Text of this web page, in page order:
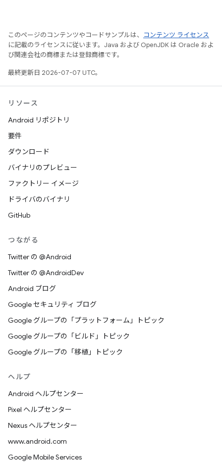
このページのコンテンツやコードサンプルは、
コンテンツ ライセンス
に記載のライセンスに従います。Java および OpenJDK は Oracle およ
び関連会社の商標または登録商標です。
最終更新日 2026-07-07 UTC。
リソース
Android リポジトリ
要件
ダウンロード
バイナリのプレビュー
ファクトリー イメージ
ドライバのバイナリ
GitHub
つながる
Twitter の @Android
Twitter の @AndroidDev
Android ブログ
Google セキュリティ ブログ
Google グループの「プラットフォーム」トピック
Google グループの「ビルド」トピック
Google グループの「移植」トピック
ヘルプ
Android ヘルプセンター
Pixel ヘルプセンター
Nexus ヘルプセンター
www.android.com
Google Mobile Services